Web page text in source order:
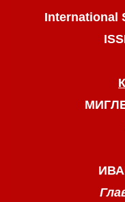
International